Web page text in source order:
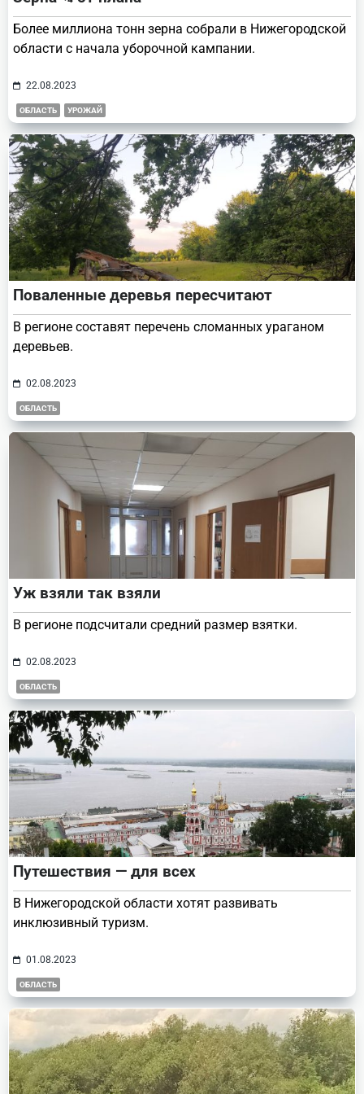
Более миллиона тонн зерна собрали в Нижегородской
области с начала уборочной кампании.
22.08.2023
ОБЛАСТЬ УРОЖАЙ
Поваленные деревья пересчитают
В регионе составят перечень сломанных ураганом
деревьев.
02.08.2023
ОБЛАСТЬ
Уж взяли так взяли
В регионе подсчитали средний размер взятки.
02.08.2023
ОБЛАСТЬ
Путешествия — для всех
В Нижегородской области хотят развивать
инклюзивный туризм.
01.08.2023
ОБЛАСТЬ